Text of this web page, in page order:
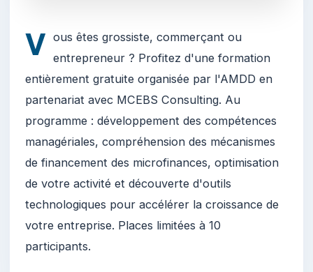
V ous êtes grossiste, commerçant ou
entrepreneur ? Profitez d'une formation
entièrement gratuite organisée par l'AMDD en
partenariat avec MCEBS Consulting. Au
programme : développement des compétences
managériales, compréhension des mécanismes
de financement des microfinances, optimisation
de votre activité et découverte d'outils
technologiques pour accélérer la croissance de
votre entreprise. Places limitées à 10
participants.